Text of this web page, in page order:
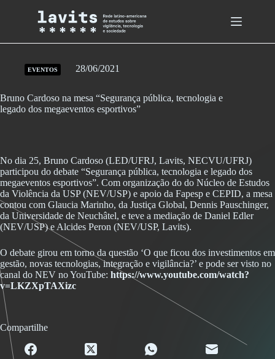
EVENTOS 28/06/2021
Bruno Cardoso na mesa “Segurança pública, tecnologia e
legado dos megaeventos esportivos”
No dia 25, Bruno Cardoso (LED/UFRJ, Lavits, NECVU/UFRJ)
participou do debate “Segurança pública, tecnologia e legado dos
megaeventos esportivos”. Com organização do do Núcleo de Estudos
da Violência da USP (NEV/USP) e apoio da Fapesp e CEPID, a mesa
contou com Glaucia Marinho, da Justiça Global, Dennis Pauschinger,
da Universidade de Neuchâtel, e teve a mediação de Daniel Edler
(NEV/USP) e Alcides Peron (NEV/USP, Lavits).
O debate girou em torno da questão ‘O que ficou dos investimentos em
gestão, novas tecnologias, integração e vigilância?’ e pode ser visto no
canal do NEV no YouTube: https://www.youtube.com/watch?
v=LKZXpTAXizc
Compartilhe